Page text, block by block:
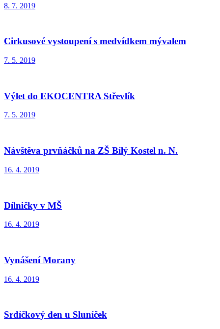
8. 7. 2019
Cirkusové vystoupení s medvídkem mývalem
7. 5. 2019
Výlet do EKOCENTRA Střevlík
7. 5. 2019
Návštěva prvňáčků na ZŠ Bílý Kostel n. N.
16. 4. 2019
Dílničky v MŠ
16. 4. 2019
Vynášení Morany
16. 4. 2019
Srdíčkový den u Sluníček